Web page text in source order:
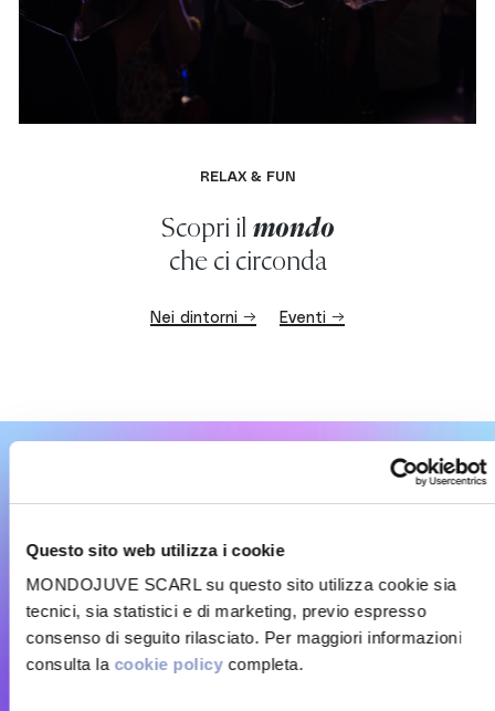
Questo sito web utilizza i cookie
MONDOJUVE SCARL su questo sito utilizza cookie sia
tecnici, sia statistici e di marketing, previo espresso
consenso di seguito rilasciato. Per maggiori informazioni
consulta la cookie policycompleta.
RELAX & FUN
Scopri il mondo
che ci circonda
Nei dintorni → Eventi →
consigliper te
Iscriviti alla newsletter →